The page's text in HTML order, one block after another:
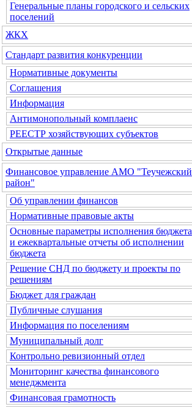
Генеральные планы городского и сельских
поселений
ЖКХ
Стандарт развития конкуренции
Нормативные документы
Соглашения
Информация
Антимонопольный комплаенс
РЕЕСТР хозяйствующих субъектов
Открытые данные
Финансовое управление АМО "Теучежский
район"
Об управлении финансов
Нормативные правовые акты
Основные параметры исполнения бюджета
и ежеквартальные отчеты об исполнении
бюджета
Решение СНД по бюджету и проекты по
решениям
Бюджет для граждан
Публичные слушания
Информация по поселениям
Муниципальный долг
Контрольно ревизионный отдел
Мониторинг качества финансового
менеджмента
Финансовая грамотность